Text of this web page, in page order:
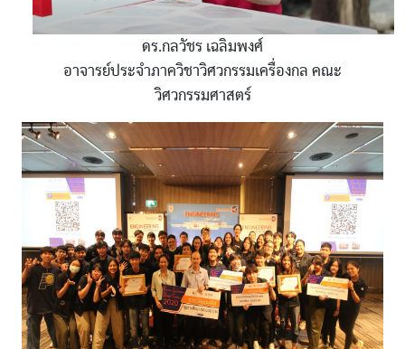
ดร.กลวัชร เฉลิมพงศ์
อาจารย์ประจำภาควิชาวิศวกรรมเครื่องกล คณะ
วิศวกรรมศาสตร์